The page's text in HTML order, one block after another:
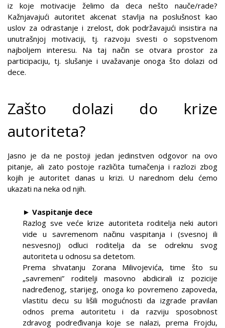
iz koje motivacije želimo da deca nešto nauče/rade?
Kažnjavajući autoritet akcenat stavlja na poslušnost kao
uslov za odrastanje i zrelost, dok podržavajući insistira na
unutrašnjoj motivaciji, tj. razvoju svesti o sopstvenom
najboljem interesu. Na taj način se otvara prostor za
participaciju, tj. slušanje i uvažavanje onoga što dolazi od
dece.
Zašto dolazi do krize
autoriteta?
Jasno je da ne postoji jedan jedinstven odgovor na ovo
pitanje, ali zato postoje različita tumačenja i razlozi zbog
kojih je autoritet danas u krizi. U narednom delu ćemo
ukazati na neka od njih.
► Vaspitanje dece
Razlog sve veće krize autoriteta roditelja neki autori
vide u savremenom načinu vaspitanja i (svesnoj ili
nesvesnoj) odluci roditelja da se odreknu svog
autoriteta u odnosu sa detetom.
Prema shvatanju Zorana Milivojevića, time što su
„savremeni” roditelji masovno abdicirali iz pozicije
nadređenog, starijeg, onoga ko povremeno zapoveda,
vlastitu decu su lišili mogućnosti da izgrade pravilan
odnos prema autoritetu i da razviju sposobnost
zdravog podređivanja koje se nalazi, prema Frojdu,